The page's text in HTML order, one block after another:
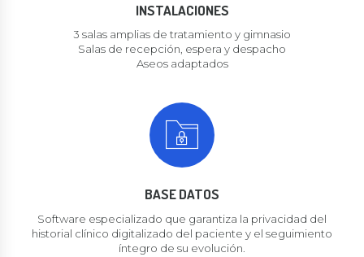
INSTALACIONES
3 salas amplias de tratamiento y gimnasio
Salas de recepción, espera y despacho
Aseos adaptados
BASE DATOS
Software especializado que garantiza la privacidad del
historial clínico digitalizado del paciente y el seguimiento
íntegro de su evolución.